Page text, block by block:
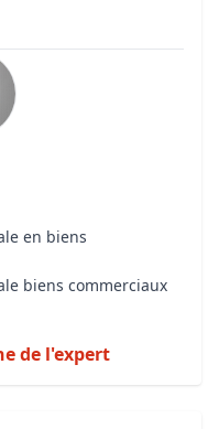
en biens
biens commerciaux
de l'expert